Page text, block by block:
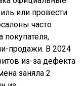
или провести
часто
покупателя,
продажи. В 2024
из-за дефекта
заняла 2